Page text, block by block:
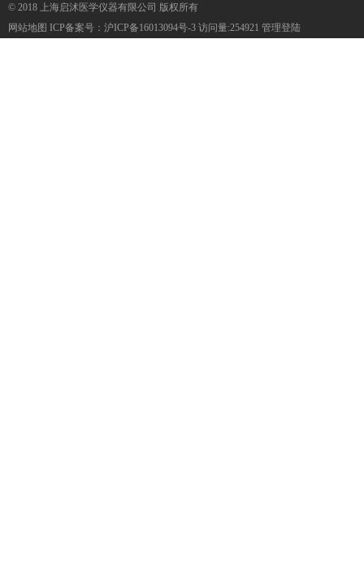
© 2018 上海启沭医学仪器有限公司 版权所有
网站地图 ICP备案号： 沪ICP备16013094号-3 访问量:254921 管理登陆